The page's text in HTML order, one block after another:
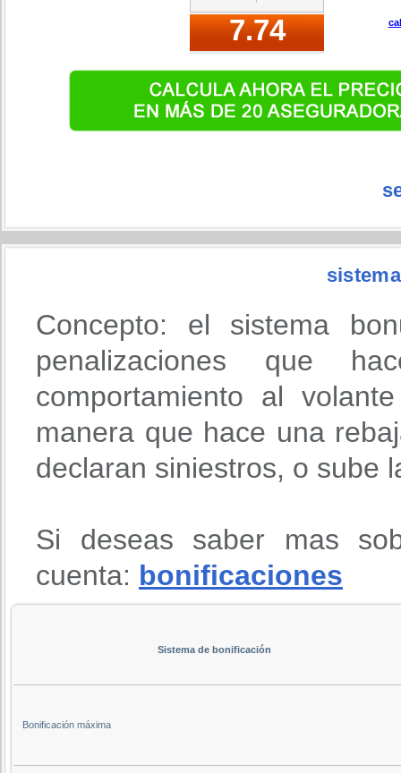
Concepto: el sistema
penalizaciones que
comportamiento al
manera que hace una
declaran siniestros, o sube
Si deseas saber mas
cuenta: bonificaciones
Sistema de bonificación
Bonificación máxima